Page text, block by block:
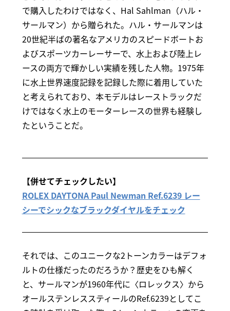
で購入したわけではなく、Hal Sahlman（ハル・
サールマン）から贈られた。ハル・サールマンは
20世紀半ばの著名なアメリカのスピードボートお
よびスポーツカーレーサーで、水上および陸上レ
ースの両方で輝かしい実績を残した人物。1975年
に水上世界速度記録を記録した際に着用していた
と考えられており、本モデルはレーストラックだ
けではなく水上のモーターレースの世界も経験し
たということだ。
【併せてチェックしたい】
ROLEX DAYTONA Paul Newman Ref.6239 レー
シーでシックなブラックダイヤルをチェック
それでは、このユニークな2トーンカラーはデフォ
ルトの仕様だったのだろうか？歴史をひも解く
と、サールマンが1960年代に〈ロレックス〉から
オールステンレススティールのRef.6239としてこ